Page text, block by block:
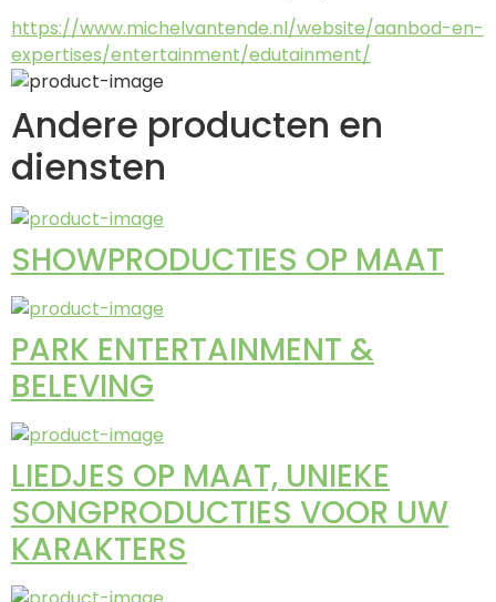
https://www.michelvantende.nl/website/aanbod-en-
expertises/entertainment/edutainment/
Andere producten en
diensten
SHOWPRODUCTIES OP MAAT
PARK ENTERTAINMENT &
BELEVING
LIEDJES OP MAAT, UNIEKE
SONGPRODUCTIES VOOR UW
KARAKTERS